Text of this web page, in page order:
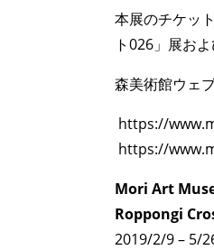
本展のチケッ
ト026」展お
森美術館ウェ
https://
https://
Mori Art
Roppongi
2019/2/9 – 5/